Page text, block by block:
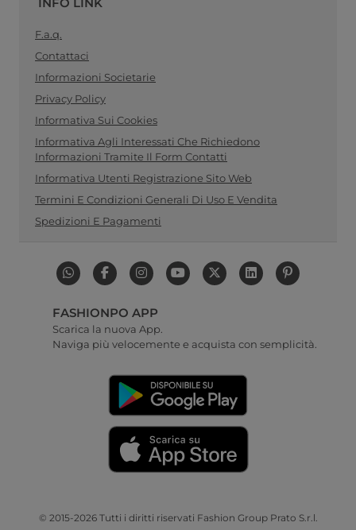
F.a.q.
Contattaci
Informazioni Societarie
Privacy Policy
Informativa Sui Cookies
Informativa Agli Interessati Che Richiedono
Informazioni Tramite Il Form Contatti
Informativa Utenti Registrazione Sito Web
Termini E Condizioni Generali Di Uso E Vendita
Spedizioni E Pagamenti
FASHIONPO APP
Scarica la nuova App.
Naviga più velocemente e acquista con semplicità.
© 2015-2026 Tutti i diritti riservati Fashion Group Prato S.r.l.